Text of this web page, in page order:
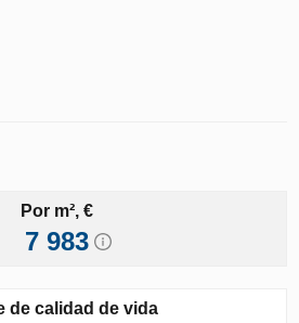
Por m², €
7 983
de calidad de vida